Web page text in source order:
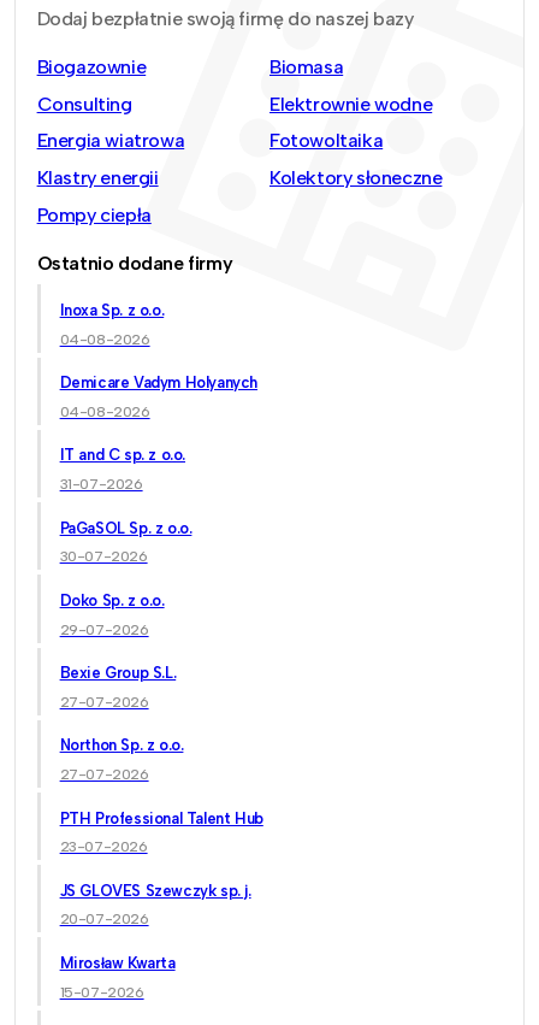
Dodaj bezpłatnie swoją firmę do naszej bazy
Biogazownie
Biomasa
Consulting
Elektrownie wodne
Energia wiatrowa
Fotowoltaika
Klastry energii
Kolektory słoneczne
Pompy ciepła
Ostatnio dodane firmy
Inoxa Sp. z o.o.
04-08-2026
Demicare Vadym Holyanych
04-08-2026
IT and C sp. z o.o.
31-07-2026
PaGaSOL Sp. z o.o.
30-07-2026
Doko Sp. z o.o.
29-07-2026
Bexie Group S.L.
27-07-2026
Northon Sp. z o.o.
27-07-2026
PTH Professional Talent Hub
23-07-2026
JS GLOVES Szewczyk sp. j.
20-07-2026
Mirosław Kwarta
15-07-2026